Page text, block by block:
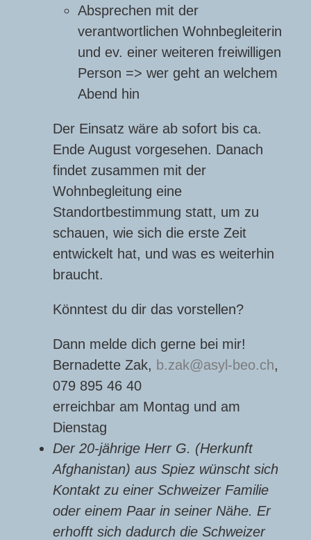
Absprechen mit der
verantwortlichen Wohnbegleiterin
und ev. einer weiteren freiwilligen
Person => wer geht an welchem
Abend hin
Der Einsatz wäre ab sofort bis ca.
Ende August vorgesehen. Danach
findet zusammen mit der
Wohnbegleitung eine
Standortbestimmung statt, um zu
schauen, wie sich die erste Zeit
entwickelt hat, und was es weiterhin
braucht.
Könntest du dir das vorstellen?
Dann melde dich gerne bei mir!
Bernadette Zak, b.zak asyl-beo.ch,
079 895 46 40
erreichbar am Montag und am
Dienstag
Der 20-jährige Herr G. (Herkunft
Afghanistan) aus Spiez wünscht sich
Kontakt zu einer Schweizer Familie
oder einem Paar in seiner Nähe. Er
erhofft sich dadurch die Schweizer